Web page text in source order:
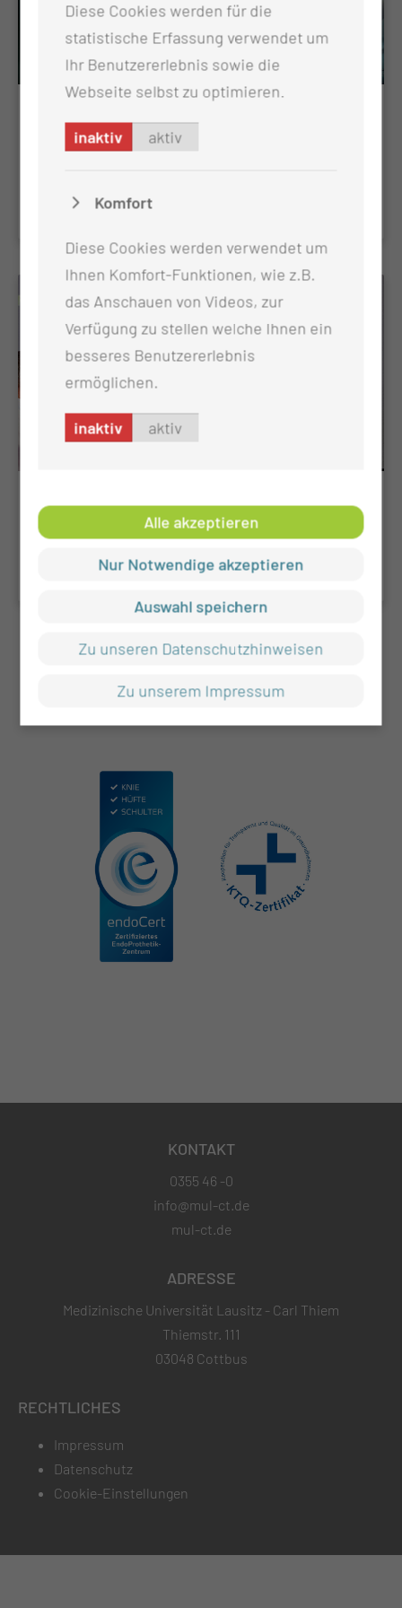
Plastische Nasenoperation
Die Veränderung der Nasenform ist durch eine
Eingriffe an der nasalen Schädelbasis
Eingriffe an der nasalen Schädelbasis
KONTAKT
0355 46 -0
info@mul-ct.de
mul-ct.de
ADRESSE
Medizinische Universität Lausitz - Carl Thiem
Thiemstr. 111
03048 Cottbus
RECHTLICHES
Impressum
Datenschutz
Cookie-Einstellungen
Diese Cookies werden für die
statistische Erfassung verwendet um
Ihr Benutzererlebnis sowie die
Webseite selbst zu optimieren.
inaktiv aktiv
Komfort
Diese Cookies werden verwendet um
Ihnen Komfort-Funktionen, wie z.B.
das Anschauen von Videos, zur
Verfügung zu stellen welche Ihnen ein
besseres Benutzererlebnis
ermöglichen.
inaktiv aktiv
Alle akzeptieren
Nur Notwendige akzeptieren
Auswahl speichern
Zu unseren Datenschutzhinweisen
Zu unserem Impressum